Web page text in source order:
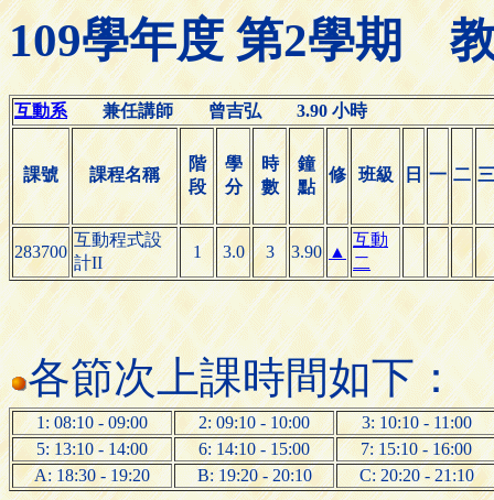
109學年度 第2學期
互動系兼任講師 曾吉弘 3.90 小時
課號 課程名稱
階
段
學
分
時
數
鐘
點
修 班級 日 一 二 三
283700
互動程式設
計II
1 3.0 3 3.90 ▲
互動
二
各節次上課時間如下：
1: 08:10 - 09:00 2: 09:10 - 10:00
3: 10:10 - 11:00
5: 13:10 - 14:00
6: 14:10 - 15:00
7: 15:10 - 16:00
A: 18:30 - 19:20
B: 19:20 - 20:10 C: 20:20 - 21:10